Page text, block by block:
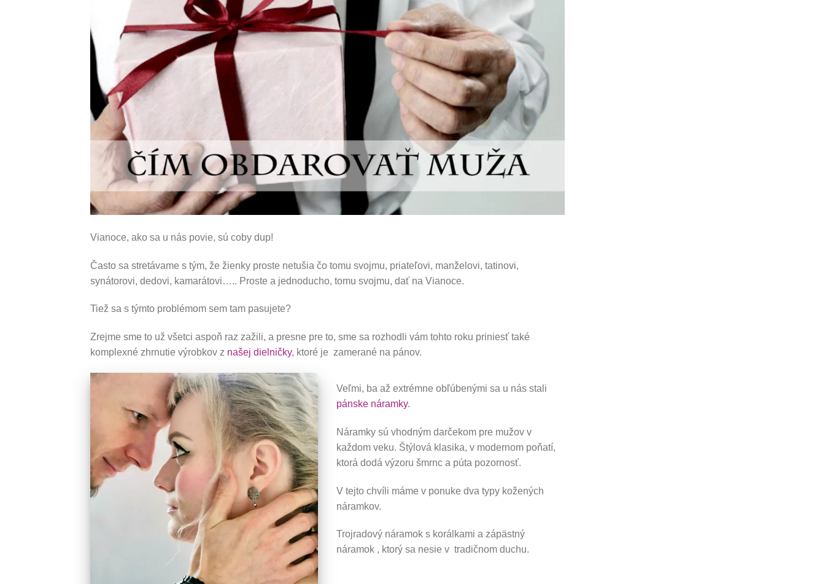
Vianoce, ako sa u nás povie, sú coby dup!
Často sa stretávame s tým, že žienky proste netušia čo tomu svojmu, priateľovi, manželovi, tatinovi,
synátorovi, dedovi, kamarátovi….. Proste a jednoducho, tomu svojmu, dať na Vianoce.
Tiež sa s týmto problémom sem tam pasujete?
Zrejme sme to už všetci aspoň raz zažili, a presne pre to, sme sa rozhodli vám tohto roku priniesť také
komplexné zhrnutie výrobkov z našej dielničky, ktoré je zamerané na pánov.
Veľmi, ba až extrémne obľúbenými sa u nás stali
pánske náramky.
Náramky sú vhodným darčekom pre mužov v
každom veku. Štýlová klasika, v modernom poňatí,
ktorá dodá výzoru šmrnc a púta pozornosť.
V tejto chvíli máme v ponuke dva typy kožených
náramkov.
Trojradový náramok s korálkami a zápästný
náramok , ktorý sa nesie v tradičnom duchu.